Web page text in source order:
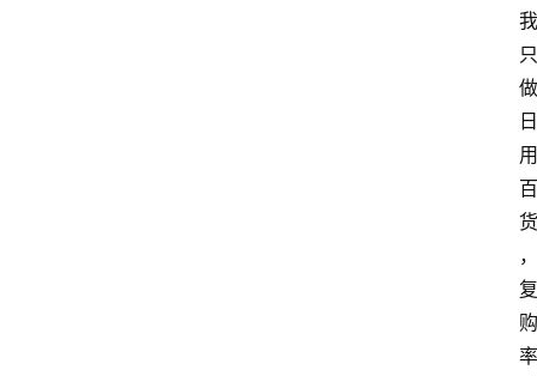
我
只
做
日
用
百
货
，
复
购
率